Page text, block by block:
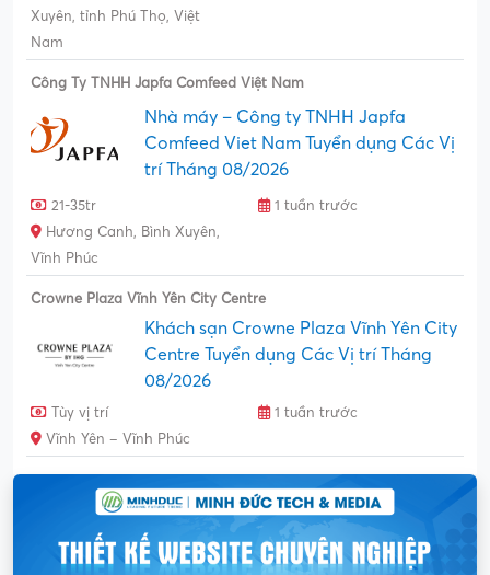
Xuyên, tỉnh Phú Thọ, Việt
Nam
Công Ty TNHH Japfa Comfeed Việt Nam
Nhà máy – Công ty TNHH Japfa
Comfeed Viet Nam Tuyển dụng Các Vị
trí Tháng 08/2026
21-35tr
1 tuần trước
Hương Canh, Bình Xuyên,
Vĩnh Phúc
Crowne Plaza Vĩnh Yên City Centre
Khách sạn Crowne Plaza Vĩnh Yên City
Centre Tuyển dụng Các Vị trí Tháng
08/2026
Tùy vị trí
1 tuần trước
Vĩnh Yên – Vĩnh Phúc